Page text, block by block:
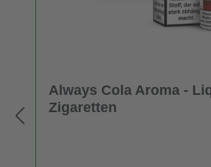
Always Cola Aroma -
Zigaretten